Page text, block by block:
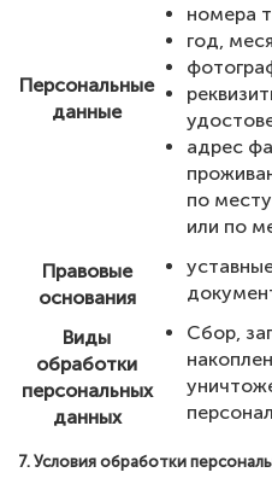
Персональные
данные
номера
год,
адрес
по
или по
Правовые
основания
Виды
обработки
персональных
данных
Сбор,
7. Условия обработки